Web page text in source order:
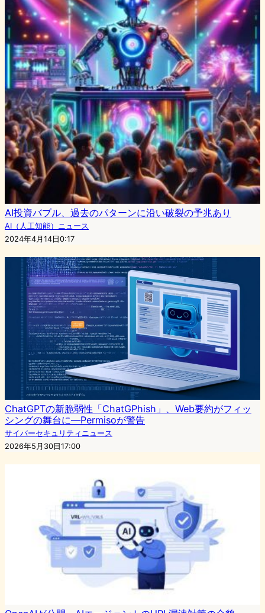
AI投資バブル、過去のパターンに沿い破裂の予兆あり
AI（人工知能）ニュース
2024年4月14日0:17
ChatGPTの新脆弱性「ChatGPhish」、Web要約がフィッ
シングの舞台に—Permisoが警告
サイバーセキュリティニュース
2026年5月30日17:00